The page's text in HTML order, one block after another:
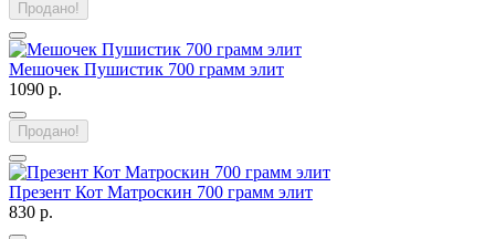
Продано!
Мешочек Пушистик 700 грамм элит
1090 р.
Продано!
Презент Кот Матроскин 700 грамм элит
830 р.